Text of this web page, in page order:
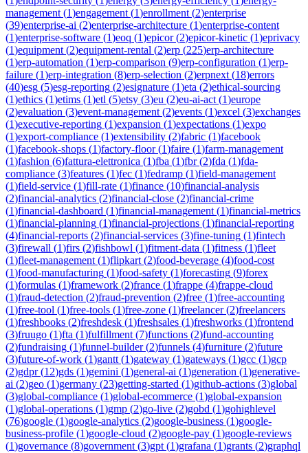
management (1)engagement (1)enrollment (2)enterprise
(39)enterprise-ai (2)enterprise-architecture (1)enterprise-content
(1)enterprise-software (1)eoq (1)epicor(2)epicor-kinetic (1)eprivacy
(1)equipment (2)equipment-rental (2)erp (225)erp-architecture
(1)erp-automation (1)erp-comparison (9)erp-configuration (1)erp-
failure (1)erp-integration (8)erp-selection (2)erpnext (18)errors
(40)esg (5)esg-reporting (2)esignature (1)eta (2)ethical-sourcing
(1)ethics (1)etims (1)etl (5)etsy (3)eu (2)eu-ai-act (1)europe
(2)evaluation (3)event-management (2)events (1)excel (3)exchanges
(1)executive-reporting (1)expansion (1)expectations (1)expo
(1)export-compliance (1)extensibility (2)fabric (1)facebook
(1)facebook-shops (1)factory-floor(1)faire (1)farm-management
(1)fashion (6)fattura-elettronica (1)fba (1)fbr(2)fda (1)fda-
compliance (3)features (1)fec (1)fedramp (1)field-management
(1)field-service (1)fill-rate (1)finance (10)financial-analysis
(2)financial-analytics (2)financial-close (2)financial-crime
(1)financial-dashboard (1)financial-management (1)financial-metrics
(1)financial-planning (1)financial-projections (1)financial-reporting
(4)financial-reports (2)financial-services (3)fine-tuning (1)fintech
(3)firewall (1)firs (2)fishbowl (1)fitment-data (1)fitness (1)fleet
(1)fleet-management (1)flipkart (2)food-beverage (4)food-cost
(1)food-manufacturing (1)food-safety (1)forecasting (9)forex
(1)formulas (1)framework (2)france (1)frappe (4)frappe-cloud
(1)fraud-detection (2)fraud-prevention (2)free (1)free-accounting
(1)free-tool (1)free-tools (1)free-zone (1)freelancer(2)freelancers
(1)freshbooks (2)freshdesk (1)freshsales (1)freshworks (1)frontend
(3)fruugo (1)fta (1)fulfillment (7)functions (2)fund-accounting
(2)fundraising (1)funnel-builder(2)funnels (4)furniture (2)future
(3)future-of-work (1)gantt (1)gateway (1)gateways (1)gcc (1)gcp
(2)gdpr(12)gds (1)gemini (1)general-ai (1)generation (1)generative-
ai (2)geo (1)germany (23)getting-started (1)github-actions (3)global
(3)global-compliance (1)global-ecommerce (1)global-expansion
(1)global-operations (1)gmp (2)go-live (2)gobd (1)gohighlevel
(76)google (1)google-analytics (2)google-business (1)google-
business-profile (1)google-cloud (2)google-pay (1)google-reviews
(1)governance (8)government (3)gpt (1)grafana (1)grants (2)graphql